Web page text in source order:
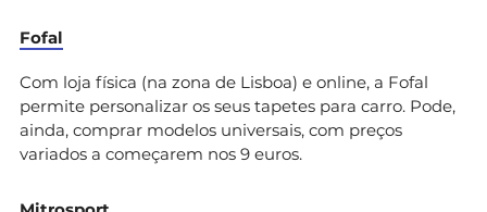
Fofal
Com loja física (na zona de Lisboa) e online, a Fofal
permite personalizar os seus tapetes para carro. Pode,
ainda, comprar modelos universais, com preços
variados a começarem nos 9 euros.